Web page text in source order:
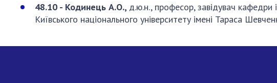
48.10 - Кодинець А.О., д.ю.н., професор, завідувач кафедри
Київського національного університету імені Тараса